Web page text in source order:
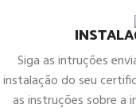
Siga as intruções
instalação do seu
as instruções sobre a